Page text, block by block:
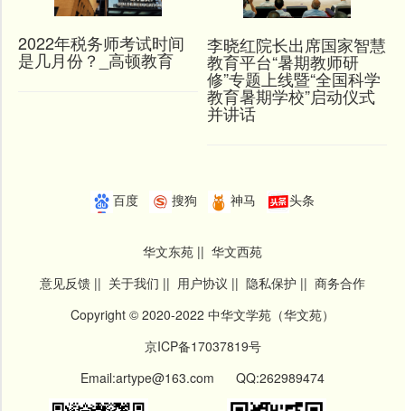
2022年税务师考试时间
是几月份？_高顿教育
李晓红院长出席国家智慧
教育平台“暑期教师研
修”专题上线暨“全国科学
教育暑期学校”启动仪式
并讲话
百度 搜狗 神马 头条
华文东苑 || 华文西苑
意见反馈 || 关于我们 || 用户协议 || 隐私保护 || 商务合作
Copyright © 2020-2022 中华文学苑（华文苑）
京ICP备17037819号
Email:artype@163.com QQ:262989474